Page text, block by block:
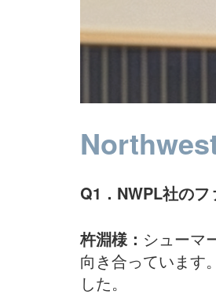
Q1．NWPL社のフ
杵淵様： シューマ
向き合っています
した。